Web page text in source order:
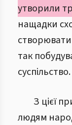
утворили
нащадки
створювати
так
суспільство.
З цієї
людям